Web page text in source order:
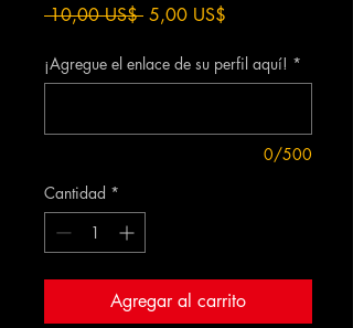
10,00 US$ Precio
5,00 US$
oferta
¡Agregue el enlace de su perfil aquí! *
0/500
Cantidad *
Agregar al carrito